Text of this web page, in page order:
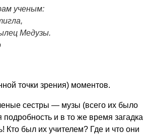
ученым:
Медузы.
точки зрения) моментов.
сестры — музы (всего их было
и в то же время загадка
Кто был их учителем? Где и что они